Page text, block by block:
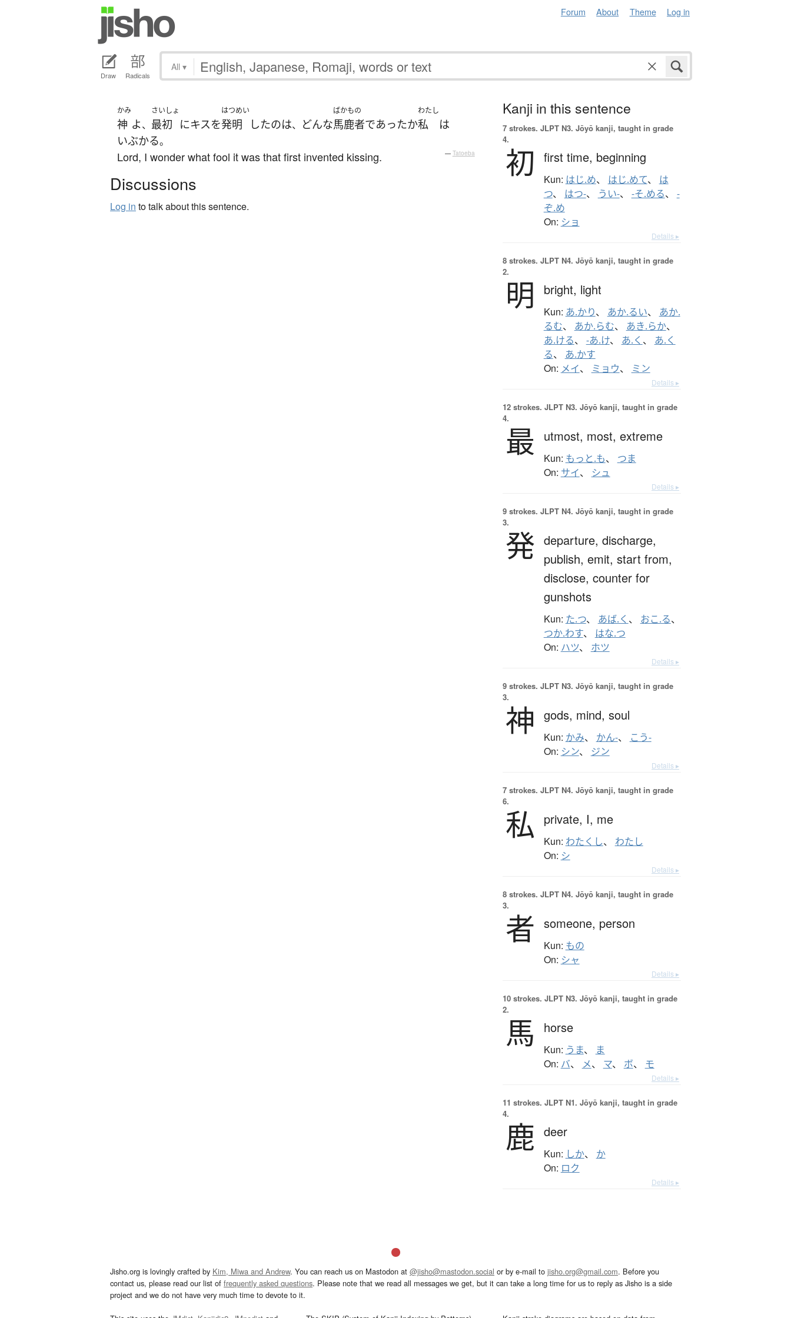
Forum About Theme Log in
Draw Radicals
All ▾
かみ
神 よ、
さいしょ
最初 にキスを
はつめい
発明 したのは、 どんな
ばかもの
馬鹿者であったか
わたし
私
は
いぶかる。
Lord, I wonder what fool it was that first invented kissing. — Tatoeba
Discussions
Log in to talk about this sentence.
Kanji in this sentence
7 strokes. JLPT N3. Jōyō kanji, taught in grade
4.
初 first time, beginning
Kun: はじ.め、 はじ.めて、 は
つ、 はつ-、 うい-、 -そ.める、 -
ぞ.め
On: ショ
Details ▸
8 strokes. JLPT N4. Jōyō kanji, taught in grade
2.
明 bright, light
Kun: あ.かり、 あか.るい、 あか.
るむ、 あか.らむ、 あき.らか、
あ.ける、 -あ.け、 あ.く 、 あ.く
る、 あ.かす
On: メイ、 ミョウ、 ミン
Details ▸
12 strokes. JLPT N3. Jōyō kanji, taught in grade
4.
最 utmost, most, extreme
Kun: もっと.も、 つま
On: サイ、 シュ
Details ▸
9 strokes. JLPT N4. Jōyō kanji, taught in grade
3.
発 departure, discharge,
publish, emit, start from,
disclose, counter for
gunshots
Kun: た.つ、 あば.く 、 おこ.る、
つか.わす、 はな.つ
On: ハツ、 ホツ
Details ▸
9 strokes. JLPT N3. Jōyō kanji, taught in grade
3.
神 gods, mind, soul
Kun: かみ、 かん-、 こう-
On: シン、 ジン
Details ▸
7 strokes. JLPT N4. Jōyō kanji, taught in grade
6.
私 private, I, me
Kun: わたくし、 わたし
On: シ
Details ▸
8 strokes. JLPT N4. Jōyō kanji, taught in grade
3.
者 someone, person
Kun: もの
On: シャ
Details ▸
10 strokes. JLPT N3. Jōyō kanji, taught in grade
2.
馬 horse
Kun: うま、 ま
On: バ、 メ、 マ、 ボ、 モ
Details ▸
11 strokes. JLPT N1. Jōyō kanji, taught in grade
4.
鹿 deer
Kun: しか、 か
On: ロク
Details ▸
Jisho.org is lovingly crafted by Kim, Miwa and Andrew. You can reach us on Mastodon at @jisho@mastodon.social or by e-mail to jisho.org@gmail.com. Before you
contact us, please read our list of frequently asked questions. Please note that we read all messages we get, but it can take a long time for us to reply as Jisho is a side
project and we do not have very much time to devote to it.